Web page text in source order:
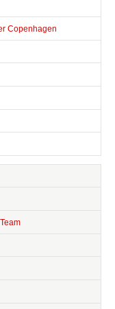
Copenhagen